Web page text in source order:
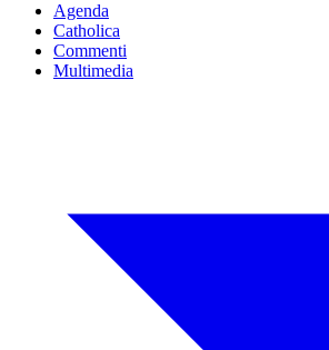
Agenda
Catholica
Commenti
Multimedia